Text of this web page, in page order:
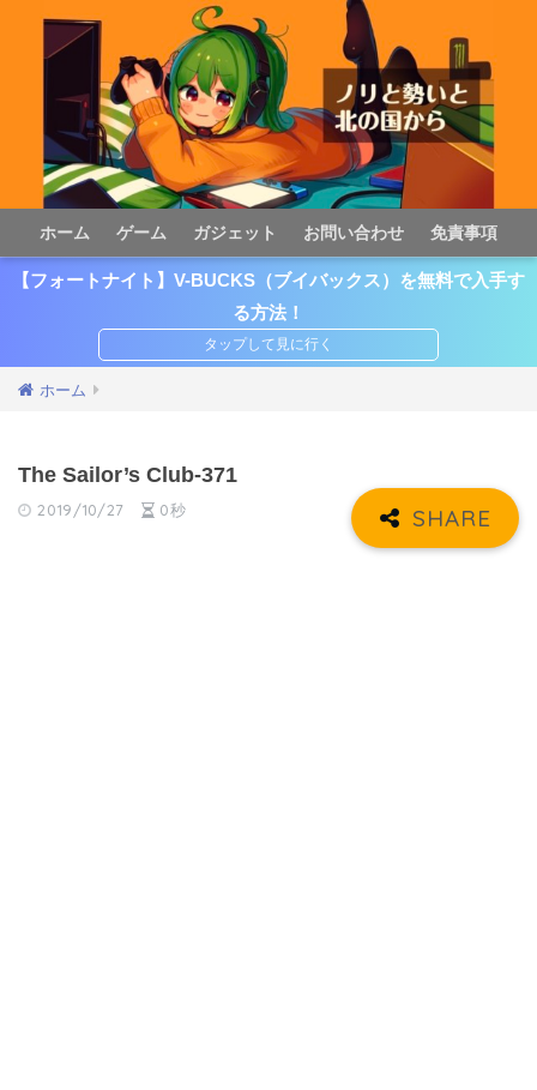
ホーム ゲーム ガジェット お問い合わせ 免責事項
【フォートナイト】V-BUCKS（ブイバックス）を無料で入手す
る方法！
ホーム
The Sailor’s Club-371
2019/10/27 0秒